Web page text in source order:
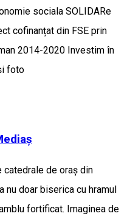
sociala SOLIDARe
cofinanțat din FSE prin
2014-2020 Investim în
foto
catedrale de oraș din
nu doar biserica cu hramul
fortificat. Imaginea de